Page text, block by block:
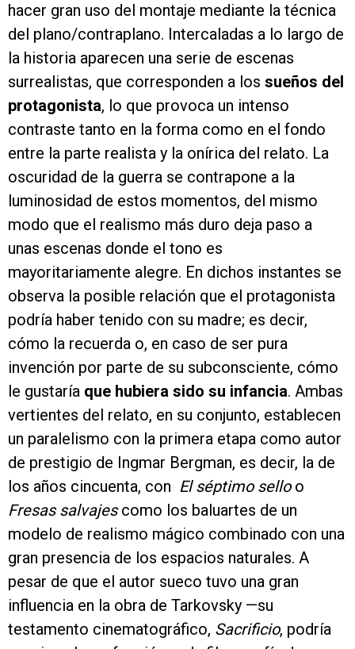
hacer gran uso del montaje mediante la técnica
del plano/contraplano. Intercaladas a lo largo de
la historia aparecen una serie de escenas
surrealistas, que corresponden a los sueños del
protagonista, lo que provoca un intenso
contraste tanto en la forma como en el fondo
entre la parte realista y la onírica del relato. La
oscuridad de la guerra se contrapone a la
luminosidad de estos momentos, del mismo
modo que el realismo más duro deja paso a
unas escenas donde el tono es
mayoritariamente alegre. En dichos instantes se
observa la posible relación que el protagonista
podría haber tenido con su madre; es decir,
cómo la recuerda o, en caso de ser pura
invención por parte de su subconsciente, cómo
le gustaría que hubiera sido su infancia. Ambas
vertientes del relato, en su conjunto, establecen
un paralelismo con la primera etapa como autor
de prestigio de Ingmar Bergman, es decir, la de
los años cincuenta, con El séptimo selloo
Fresas salvajescomo los baluartes de un
modelo de realismo mágico combinado con una
gran presencia de los espacios naturales. A
pesar de que el autor sueco tuvo una gran
influencia en la obra de Tarkovsky —su
testamento cinematográfico, Sacrificio, podría